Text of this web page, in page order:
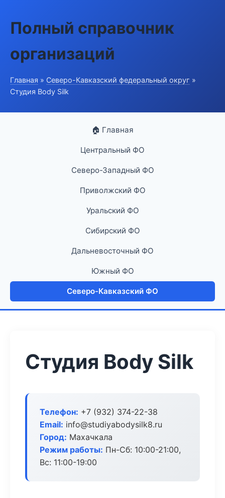
Полный справочник
организаций
Главная » Северо-Кавказский федеральный округ »
Студия Body Silk
🏠 Главная
Центральный ФО
Северо-Западный ФО
Приволжский ФО
Уральский ФО
Сибирский ФО
Дальневосточный ФО
Южный ФО
Северо-Кавказский ФО
Студия Body Silk
Телефон: +7 (932) 374-22-38
Email: info@studiyabodysilk8.ru
Город: Махачкала
Режим работы: Пн-Сб: 10:00-21:00,
Вс: 11:00-19:00